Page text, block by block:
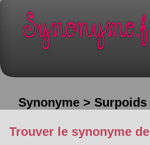
Synonyme > Surpoids
Trouver le synonyme de